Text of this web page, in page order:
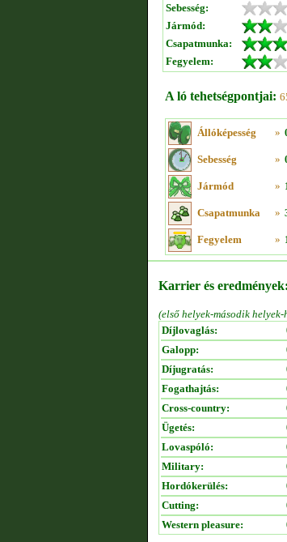
Sebesség:
Jármód:
Csapatmunka:
Fegyelem:
A ló tehetségpontjai:
Állóképesség »
Sebesség »
Jármód »
Csapatmunka »
Fegyelem »
Karrier és eredmények:
(első helyek-második
Díjlovaglás:
Galopp:
Díjugratás:
Fogathajtás:
Cross-country:
Ügetés:
Lovaspóló:
Military:
Hordókerülés:
Cutting:
Western pleasure: